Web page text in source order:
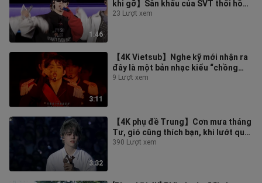
1:46
khi gỡ】Sân khấu của SVT thổi hồn
mới vào ca khúc | Lần đầu xem
23 Lượt xem
3:11
【4K Vietsub】Nghe kỹ mới nhận ra
đây là một bản nhạc kiểu “chồng
hờn dỗi” | Đoạn “du du du” cực kỳ xu
9 Lượt xem
3:32
【4K phụ đề Trung】Cơn mưa tháng
Tư, gió cũng thích bạn, khi lướt qua
bạn thật dịu dàng đặc biệt, gió
390 Lượt xem